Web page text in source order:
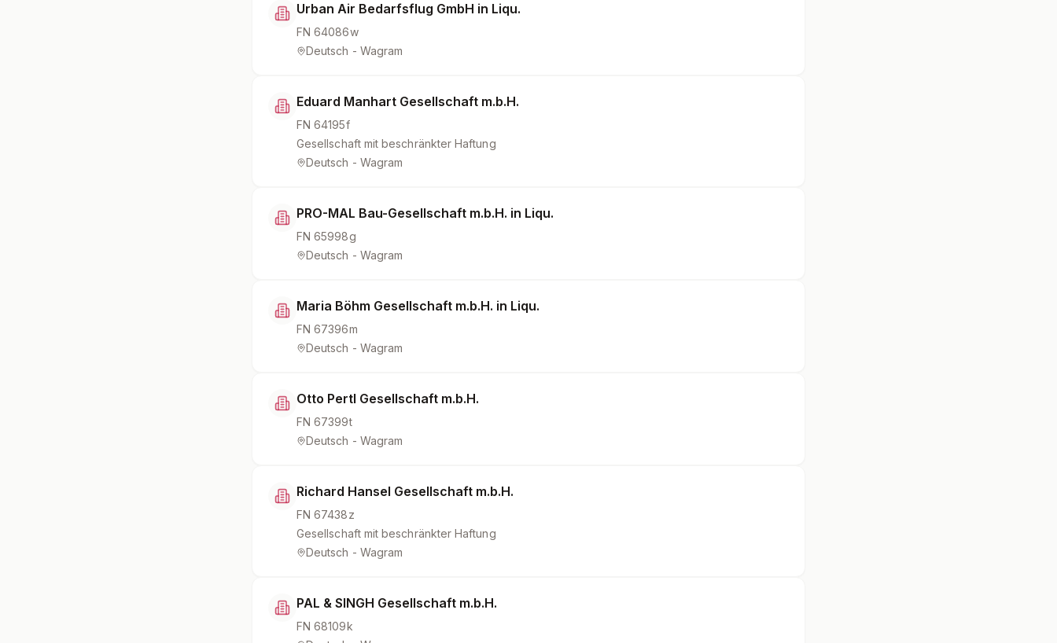
Urban Air Bedarfsflug GmbH in Liqu.
FN64086w
Deutsch - Wagram
Eduard Manhart Gesellschaft m.b.H.
FN64195f
Gesellschaft mit beschränkter Haftung
Deutsch - Wagram
PRO-MAL Bau-Gesellschaft m.b.H. in Liqu.
FN65998g
Deutsch - Wagram
Maria Böhm Gesellschaft m.b.H. in Liqu.
FN67396m
Deutsch - Wagram
Otto Pertl Gesellschaft m.b.H.
FN67399t
Deutsch - Wagram
Richard Hansel Gesellschaft m.b.H.
FN67438z
Gesellschaft mit beschränkter Haftung
Deutsch - Wagram
PAL & SINGH Gesellschaft m.b.H.
FN68109k